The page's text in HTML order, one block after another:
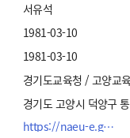
서유석
1981-03-10
1981-03-10
경기도교육청 / 고양교
경기도 고양시 덕양구
https://naeu-e.goegy.kr